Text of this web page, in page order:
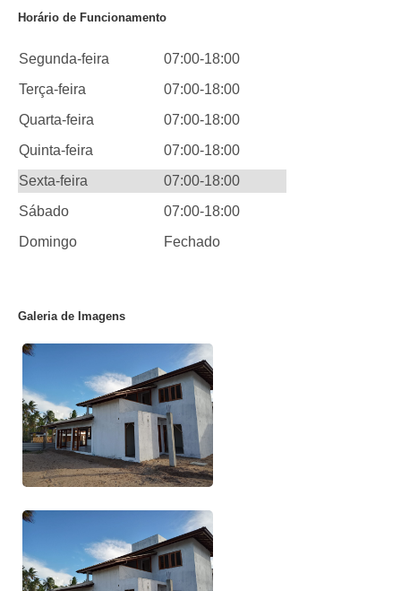
Horário de Funcionamento
Segunda-feira
07:00-18:00
Terça-feira
07:00-18:00
Quarta-feira
07:00-18:00
Quinta-feira
07:00-18:00
Sexta-feira
07:00-18:00
Sábado
07:00-18:00
Domingo
Fechado
Galeria de Imagens